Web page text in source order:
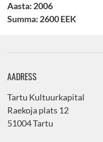
Aasta: 2006
Summa: 2600 EEK
AADRESS
Tartu Kultuurkapital
Raekoja plats 12
51004 Tartu